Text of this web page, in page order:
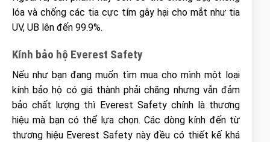
lóa và chống các tia cực tím gây hại cho mắt như tia
UV, UB lên đến 99.9%.
Kính bảo hộ Everest Safety
Nếu như bạn đang muốn tìm mua cho mình một loại
kính bảo hộ có giá thành phải chăng nhưng vẫn đảm
bảo chất lượng thì Everest Safety chính là thương
hiệu mà bạn có thể lựa chọn. Các dòng kính đến từ
thương hiệu Everest Safety này đều có thiết kế khá